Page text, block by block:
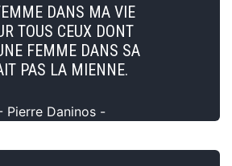
DANS MA VIE
TOUS CEUX DONT
FEMME DANS SA
PAS LA MIENNE.
Pierre Daninos -